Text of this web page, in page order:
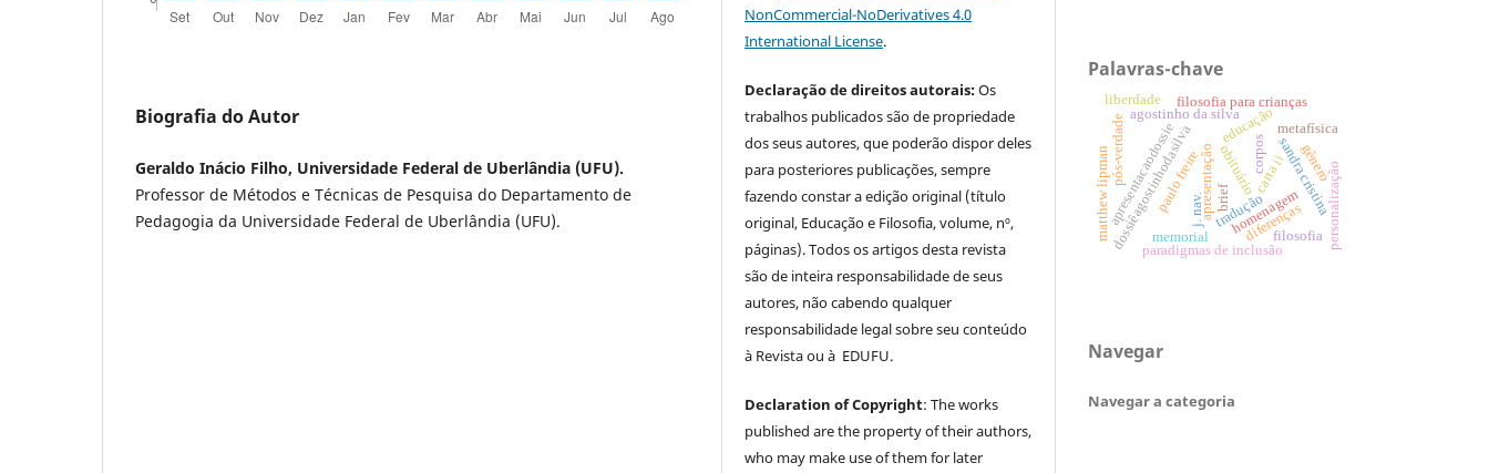
Biografia do Autor
Geraldo Inácio Filho, Universidade Federal de Uberlândia (UFU).
Professor de Métodos e Técnicas de Pesquisa do Departamento de
Pedagogia da Universidade Federal de Uberlândia (UFU).
NonCommercial-NoDerivatives 4.0
International License.
Declaração de direitos autorais:Os
trabalhos publicados são de propriedade
dos seus autores, que poderão dispor deles
para posteriores publicações, sempre
fazendo constar a edição original (título
original, Educação e Filosofia, volume, nº,
páginas). Todos os artigos desta revista
são de inteira responsabilidade de seus
autores, não cabendo qualquer
responsabilidade legal sobre seu conteúdo
à Revista ou à EDUFU.
Declaration of Copyright: The works
published are the property of their authors,
who may make use of them for later
Palavras-chave
apresentação
dossiêagostinhodasilva
apresentacaodossie tradução
brief
j. nav.
agostinho da silva
carta iisandra cristina
obituário
homenagem
memorial diferenças
corpos
paradigmas de inclusão
filosofia
metafísica
paulo freire
matthew lipman
educação
filosofia para crianças
personalização
pós-verdade gênero
liberdade
Navegar
Navegar a categoria